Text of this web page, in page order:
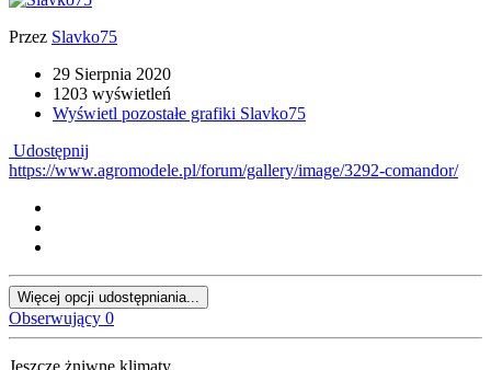
Przez Slavko75
29 Sierpnia 2020
1203 wyświetleń
Wyświetl pozostałe grafiki Slavko75
Udostępnij
https://www.agromodele.pl/forum/gallery/image/3292-comandor/
Więcej opcji udostępniania...
Obserwujący 0